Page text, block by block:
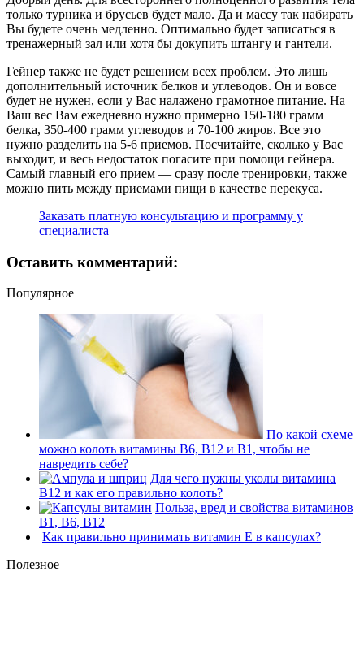
только турника и брусьев будет мало. Да и массу так набирать
Вы будете очень медленно. Оптимально будет записаться в
тренажерный зал или хотя бы докупить штангу и гантели.
Гейнер также не будет решением всех проблем. Это лишь
дополнительный источник белков и углеводов. Он и вовсе
будет не нужен, если у Вас налажено грамотное питание. На
Ваш вес Вам ежедневно нужно примерно 150-180 грамм
белка, 350-400 грамм углеводов и 70-100 жиров. Все это
нужно разделить на 5-6 приемов. Посчитайте, сколько у Вас
выходит, и весь недостаток погасите при помощи гейнера.
Самый главный его прием — сразу после тренировки, также
можно пить между приемами пищи в качестве перекуса.
Заказать платную консультацию и программу у
специалиста
Оставить комментарий:
Популярное
По какой схеме
можно колоть витамины В6, В12 и В1, чтобы не
навредить себе?
Для чего нужны уколы витамина
В12 и как его правильно колоть?
Польза, вред и свойства витаминов
В1, В6, В12
Как правильно принимать витамин Е в капсулах?
Полезное